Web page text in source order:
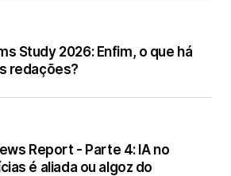
Study 2026: Enfim, o que há
redações?
Report - Parte 4: IA no
é aliada ou algoz do